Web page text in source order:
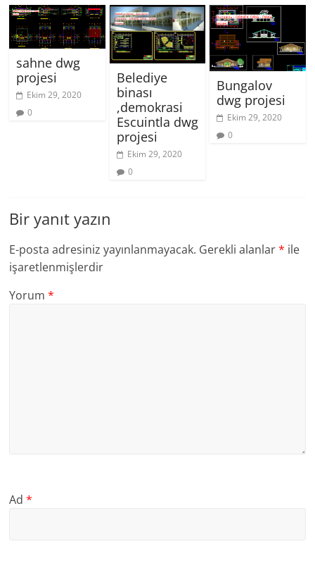
sahne dwg
projesi
Ekim 29, 2020
0
Belediye
binası
,demokrasi
Escuintla dwg
projesi
Ekim 29, 2020
0
Bungalov
dwg projesi
Ekim 29, 2020
0
Bir yanıt yazın
E-posta adresiniz yayınlanmayacak. Gerekli alanlar* ile
işaretlenmişlerdir
Yorum*
Ad*